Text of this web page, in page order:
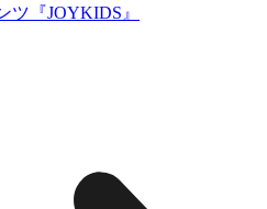
ツ『JOYKIDS』